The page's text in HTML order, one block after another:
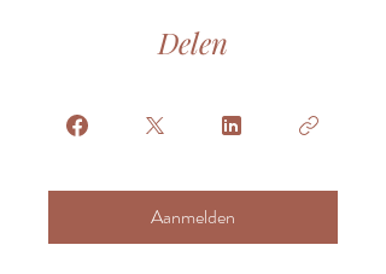
Delen
Aanmelden